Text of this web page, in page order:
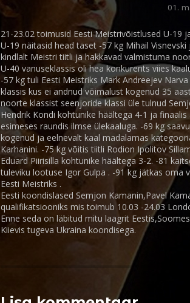
01.
21-23.02 toimusid Eesti Meistrivõistlused U-19
U-19 näitasid head taset -57 kg Mihail
kindlalt Meistri tiitli ja hakkavad valmistuma
U-40 vanuseklassis oli hea konkurents viies
-57 kg tuli Eesti Meistriks Mark Andreejev
klassis kus ei andnud võimalust kogenud 35
noorte klassist seenjoride klassi üle tulnud
Hendrik Kondi kohtunike häältega 4-1 ja
esimeses raundis ilmse ülekaaluga. -69 kg
kogenud ja eelnevalt kaal madalamas
Karhanini. -75 kg võitis tiitli Rodion Ipolitov
Eduard Piirisilla kohtunike häältega 3-2. -81
tuleviku lootuse Igor Gulpa . -91 kg jätkas oma
Eesti Meistriks .
Eesti koondislased Semjon Kamanin,Pavel
qualifikatsiooniks mis toimub 10.03 -24.03
Enne seda on läbitud mitu laagrit
Kiievis tugeva Ukraina koondisega.